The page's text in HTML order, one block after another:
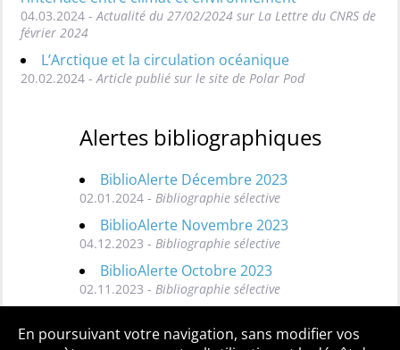
04.03.2024 - Actualité du 27/02/2024 sur La Lettre du CNRS de
février 2024
L’Arctique et la circulation océanique
20.02.2024 - Article publié sur le site de Polar Pod
Alertes bibliographiques
BiblioAlerte Décembre 2023
02.01.2024 - Bibliographie sélective
BiblioAlerte Novembre 2023
04.12.2023 - Bibliographie sélective
BiblioAlerte Octobre 2023
02.11.2023 - Bibliographie sélective
Toutes les BiblioAlertes
En poursuivant votre navigation, sans modifier vos